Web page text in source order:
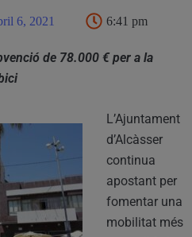
6, 2021 6:41 pm
de 78.000 € per a la
L’Ajuntament
d’Alcàsser
continua
apostant per
fomentar una
mobilitat més